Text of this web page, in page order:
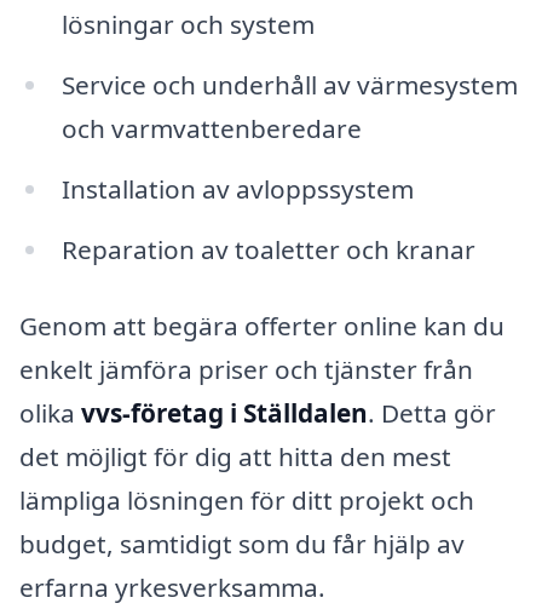
lösningar och system
Service och underhåll av värmesystem
och varmvattenberedare
Installation av avloppssystem
Reparation av toaletter och kranar
Genom att begära offerter online kan du
enkelt jämföra priser och tjänster från
olika vvs-företag i Ställdalen. Detta gör
det möjligt för dig att hitta den mest
lämpliga lösningen för ditt projekt och
budget, samtidigt som du får hjälp av
erfarna yrkesverksamma.